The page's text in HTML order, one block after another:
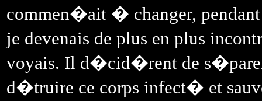
commen�ait � changer,
je devenais de plus en plus
voyais. Il d�cid�rent de
d�truire ce corps infect� et